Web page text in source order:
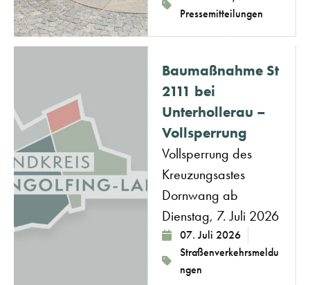
Pressemitteilungen
Baumaßnahme St
2111 bei
Unterhollerau –
Vollsperrung
Vollsperrung des
Kreuzungsastes
Dornwang ab
Dienstag, 7. Juli 2026
07. Juli 2026
Straßenverkehrsmeldu
ngen